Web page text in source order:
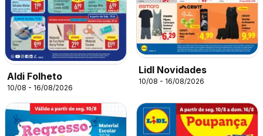
Aldi Folheto
10/08 - 16/08/2026
Lidl Novidades
10/08 - 16/08/2026